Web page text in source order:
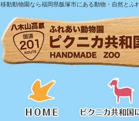
移動動物園なら福岡県飯塚市にある動物・自然とふ